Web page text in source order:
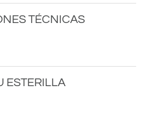
TÉCNICAS
ESTERILLA